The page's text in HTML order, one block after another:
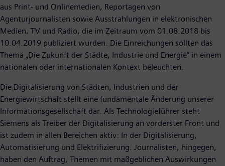
aus Print- und Onlinemedien, Reportagen von
Agenturjournalisten sowie Ausstrahlungen in elektronischen
Medien, TV und Radio, die im Zeitraum vom 01.08.2018 bis
10.04.2019 publiziert wurden. Die Einreichungen sollten das
Thema „Die Zukunft der Städte, Industrie und Energie“ in einem
nationalen oder internationalen Kontext beleuchten.
Die Digitalisierung von Städten, Industrien und der
Energiewirtschaft stellt eine fundamentale Änderung unserer
Informationsgesellschaft dar. Als Technologieführer steht
Siemens als Treiber der Digitalisierung an vorderster Front und
ist zudem in allen Bereichen aktiv: In der Digitalisierung,
Automatisierung und Elektrifizierung. Journalisten, hingegen,
haben den Auftrag, Themen mit maßgeblichen Auswirkungen